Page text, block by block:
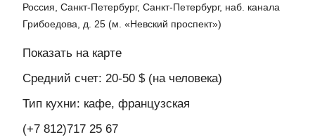
Россия, Санкт-Петербург, Санкт-Петербург, наб. канала
Грибоедова, д. 25 (м. «Невский проспект»)
Показать на карте
Средний счет: 20-50 $ (на человека)
Тип кухни: кафе, французская
(+7 812)717 25 67